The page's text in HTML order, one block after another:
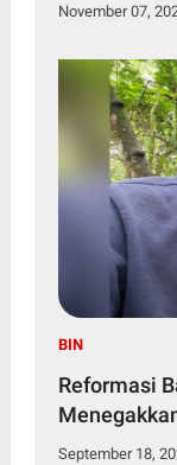
November 07,
BIN
Reformasi
September 18,